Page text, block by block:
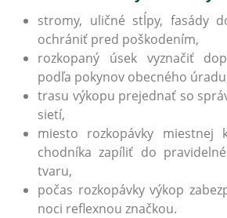
stromy, uličné stĺpy, fasády
ochrániť pred poškodením,
rozkopaný úsek vyznačiť
podľa pokynov obecného
trasu výkopu prejednať so
sietí,
miesto rozkopávky miestnej
chodníka zapíliť do
tvaru,
počas rozkopávky výkop
noci reflexnou značkou.